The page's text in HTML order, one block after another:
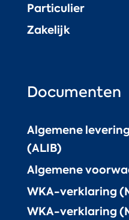
Particulier
Zakelijk
Documenten
Algemene
(ALIB)
Algemene
WKA-verklaring
WKA-verklaring